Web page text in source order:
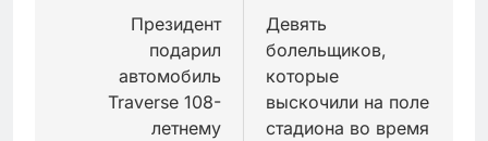
записям
Президент
подарил
автомобиль
Traverse 108-
летнему
Девять
болельщиков,
которые
выскочили на поле
стадиона во время